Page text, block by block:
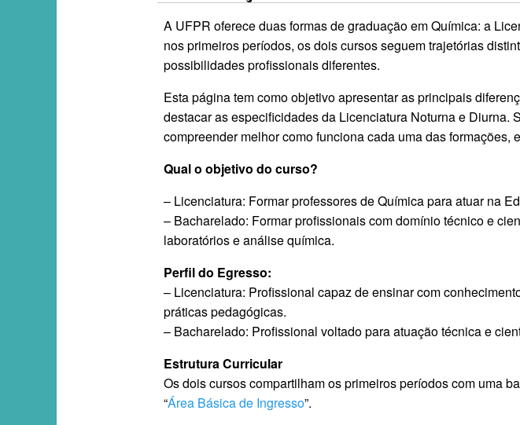
A UFPR oferece duas formas de graduação em Química: a
nos primeiros períodos, os dois cursos seguem trajetórias
possibilidades profissionais diferentes.
Esta página tem como objetivo apresentar as principais
destacar as especificidades da Licenciatura Noturna e
compreender melhor como funciona cada uma das formações,
Qual o objetivo do curso?
– Licenciatura: Formar professores de Química para atuar na
– Bacharelado: Formar profissionais com domínio técnico e
laboratórios e análise química.
Perfil do Egresso:
– Licenciatura: Profissional capaz de ensinar com
práticas pedagógicas.
– Bacharelado: Profissional voltado para atuação técnica e
Estrutura Curricular
Os dois cursos compartilham os primeiros períodos com uma
“Área Básica de Ingresso”.